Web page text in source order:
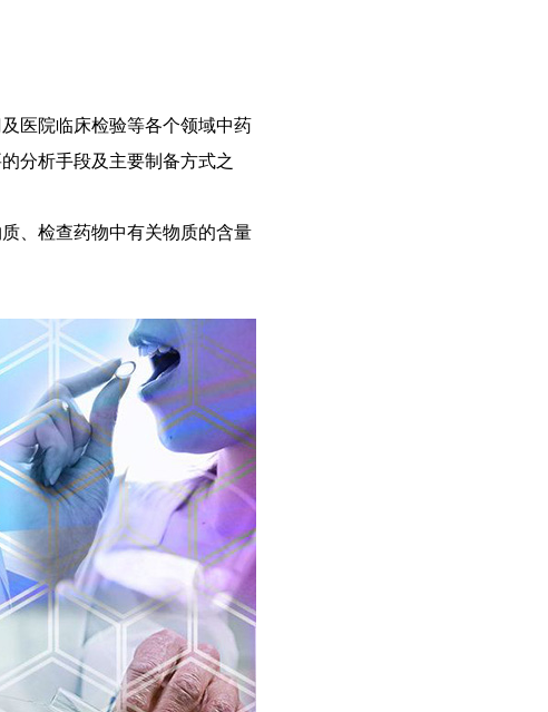
医院临床检验等各个领域中药
分析手段及主要制备方式之
、检查药物中有关物质的含量